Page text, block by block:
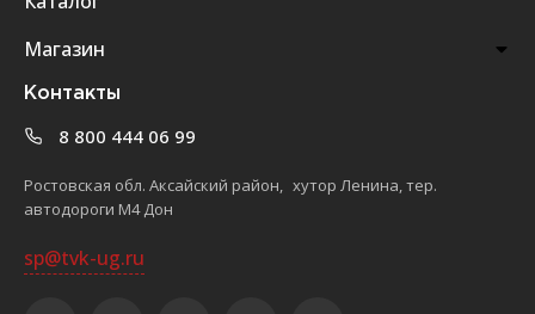
Магазин
Контакты
8 800 444 06 99
Ростовская обл. Аксайский район, хутор Ленина, тер.
автодороги М4 Дон
sp@tvk-ug.ru